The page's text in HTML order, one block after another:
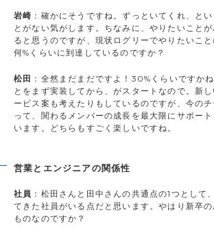
岩崎 ：確かにそうですね。ずっといてくれ、と
とがない気がします。ちなみに、やりたいこと
ると思うのですが、現状ログリーでやりたいこ
何%くらいに到達しているのですか？
松田 ：全然まだまだですよ！30%くらいですか
とをまず実装してから、がスタートなので。新
ービス案も考えたりもしているのですが、今の
って、関わるメンバーの成長を最大限にサポー
います。どちらもすごく楽しいですね。
営業とエンジニアの関係性
社員 ：松田さんと田中さんの共通点の1つとして
てきた社員がいる点だと思います。やはり新卒
ものなのですか？